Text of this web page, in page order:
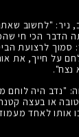
ניר: "לחשוב
הדבר הכי חי
לרצועת
על חייך, את
נצח".
היה לוחם
או בעצה
אותו לאחד